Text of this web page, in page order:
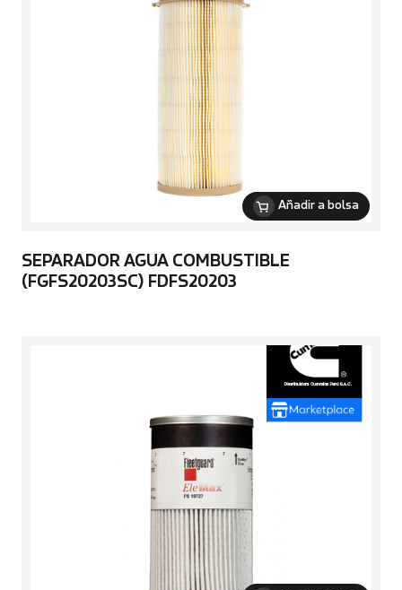
Añadir a bolsa
SEPARADOR AGUA COMBUSTIBLE
(FGFS20203SC) FDFS20203